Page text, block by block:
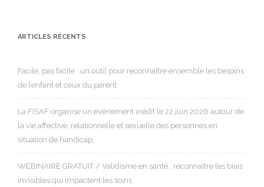
ARTICLES RÉCENTS
Facile, pas facile : un outil pour reconnaître ensemble les besoins
de l’enfant et ceux du parent
La FISAF organise un événement inédit le 22 juin 2026 autour de
la vie affective, relationnelle et sexuelle des personnes en
situation de handicap.
WEBINAIRE GRATUIT / Validisme en santé : reconnaître les biais
invisibles qui impactent les soins